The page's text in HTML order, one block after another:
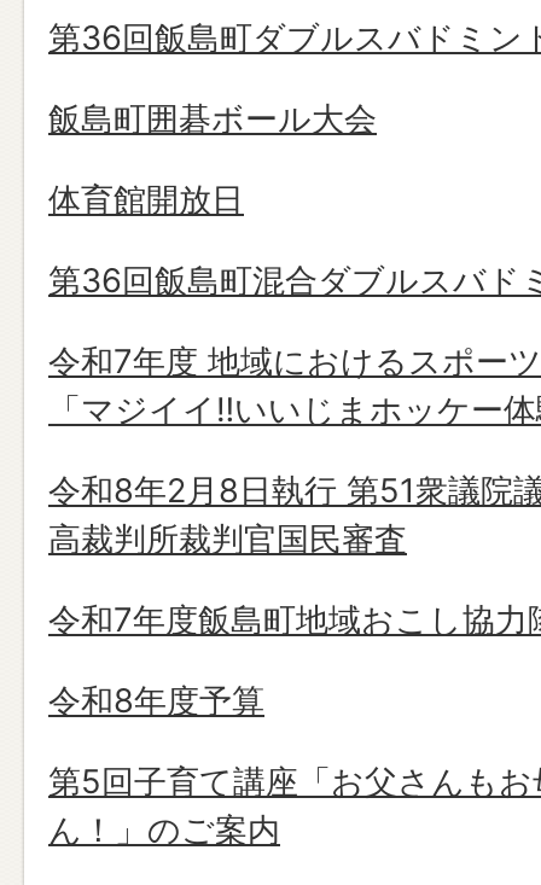
第36回飯島町ダブルスバドミン
飯島町囲碁ボール大会
体育館開放日
第36回飯島町混合ダブルスバド
令和7年度 地域におけるスポー
「マジイイ‼いいじまホッケー
令和8年2月8日執行 第51衆議院
高裁判所裁判官国民審査
令和7年度飯島町地域おこし協力
令和8年度予算
第5回子育て講座「お父さんも
ん！」のご案内